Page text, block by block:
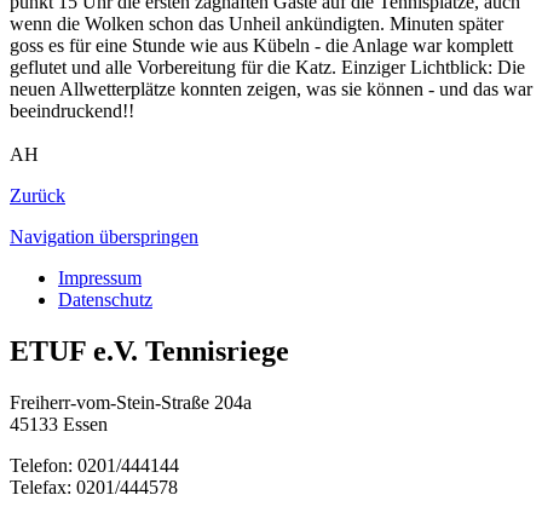
wenn die Wolken schon das Unheil ankündigten. Minuten später
goss es für eine Stunde wie aus Kübeln - die Anlage war komplett
geflutet und alle Vorbereitung für die Katz. Einziger Lichtblick: Die
neuen Allwetterplätze konnten zeigen, was sie können - und das war
beeindruckend!!
AH
Zurück
Navigation überspringen
Impressum
Datenschutz
ETUF e.V. Tennisriege
Freiherr-vom-Stein-Straße 204a
45133 Essen
Telefon: 0201/444144
Telefax: 0201/444578